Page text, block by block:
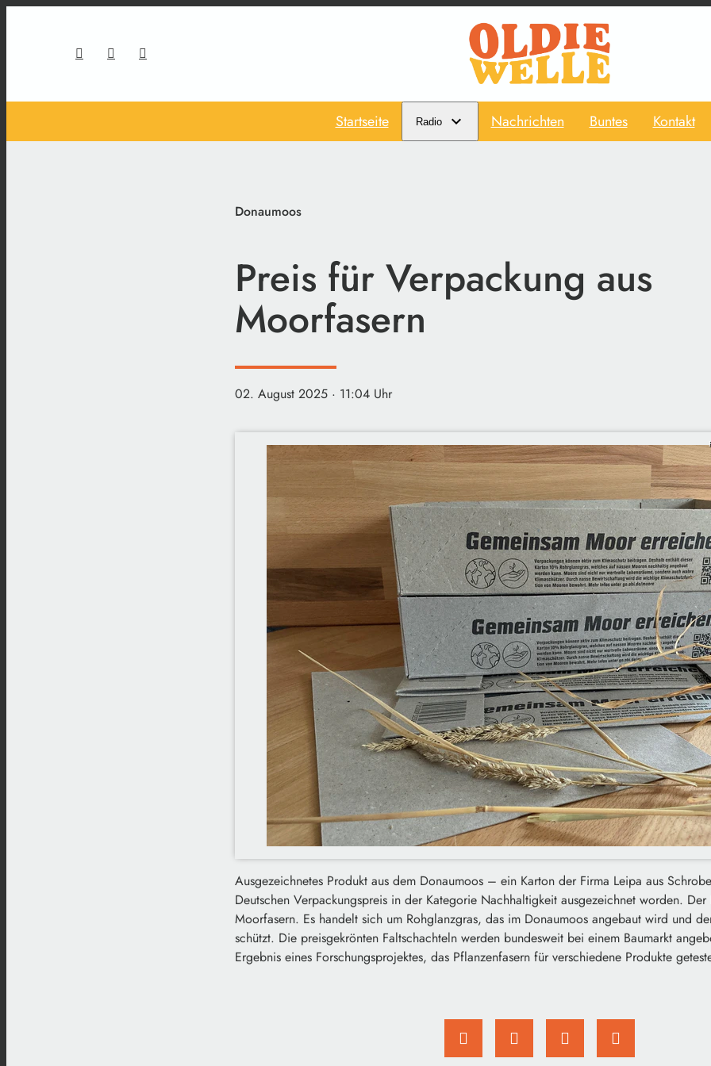
Startseite Radio Nachrichten Buntes Kontakt
Donaumoos
Preis für Verpackung aus
Moorfasern
02. August 2025 · 11:04 Uhr
Ausgezeichnetes Produkt aus dem Donaumoos – ein Karton der Firma Leipa aus
Deutschen Verpackungspreis in der Kategorie Nachhaltigkeit ausgezeichnet worden.
Moorfasern. Es handelt sich um Rohglanzgras, das im Donaumoos angebaut wird und
schützt. Die preisgekrönten Faltschachteln werden bundesweit bei einem Baumarkt
Ergebnis eines Forschungsprojektes, das Pflanzenfasern für verschiedene Produkte